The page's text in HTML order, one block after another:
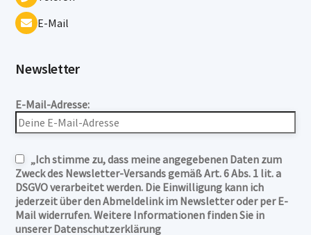
E-Mail
Newsletter
E-Mail-Adresse:
„Ich stimme zu, dass meine angegebenen Daten zum
Zweck des Newsletter-Versands gemäß Art. 6 Abs. 1 lit. a
DSGVO verarbeitet werden. Die Einwilligung kann ich
jederzeit über den Abmeldelink im Newsletter oder per E-
Mail widerrufen. Weitere Informationen finden Sie in
unserer Datenschutzerklärung